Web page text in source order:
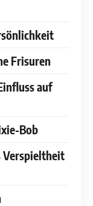
Frisuren
auf
Bob
Verspieltheit